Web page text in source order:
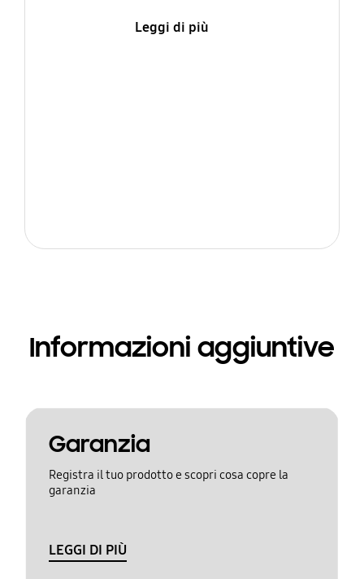
Leggi di più
Informazioni aggiuntive
Garanzia
Registra il tuo prodotto e scopri cosa copre la
garanzia
LEGGI DI PIÙ